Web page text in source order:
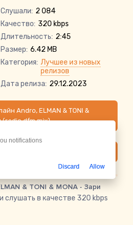
Слушали: 2 084
Качество: 320 kbps
Длительность: 2:45
Размер: 6.42 MB
Категория: Лучшее из новых
релизов
Дата релиза: 29.12.2023
Andro, ELMAN & TONI &
(radio dfm mix)
& TONI & MONA - Зари
слушать в качестве 320 kbps
notifications
Discard Allow